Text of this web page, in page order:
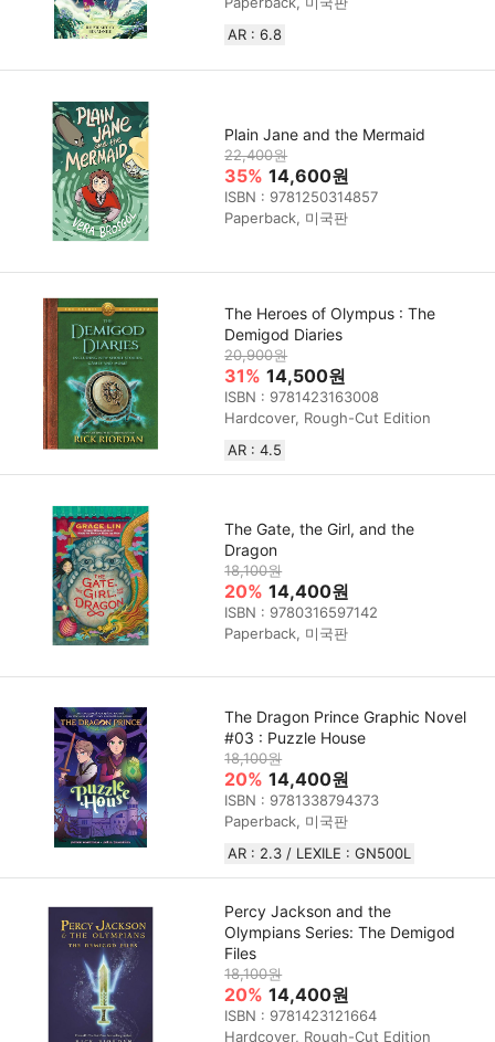
AR : 6.8
Plain Jane and the Mermaid
22,400원
35% 14,600원
ISBN : 9781250314857
Paperback, 미국판
The Heroes of Olympus : The
Demigod Diaries
20,900원
31% 14,500원
ISBN : 9781423163008
Hardcover, Rough-Cut Edition
AR : 4.5
The Gate, the Girl, and the
Dragon
18,100원
20% 14,400원
ISBN : 9780316597142
Paperback, 미국판
The Dragon Prince Graphic Novel
#03 : Puzzle House
18,100원
20% 14,400원
ISBN : 9781338794373
Paperback, 미국판
AR : 2.3 / LEXILE : GN500L
Percy Jackson and the
Olympians Series: The Demigod
Files
18,100원
20% 14,400원
ISBN : 9781423121664
Hardcover, Rough-Cut Edition